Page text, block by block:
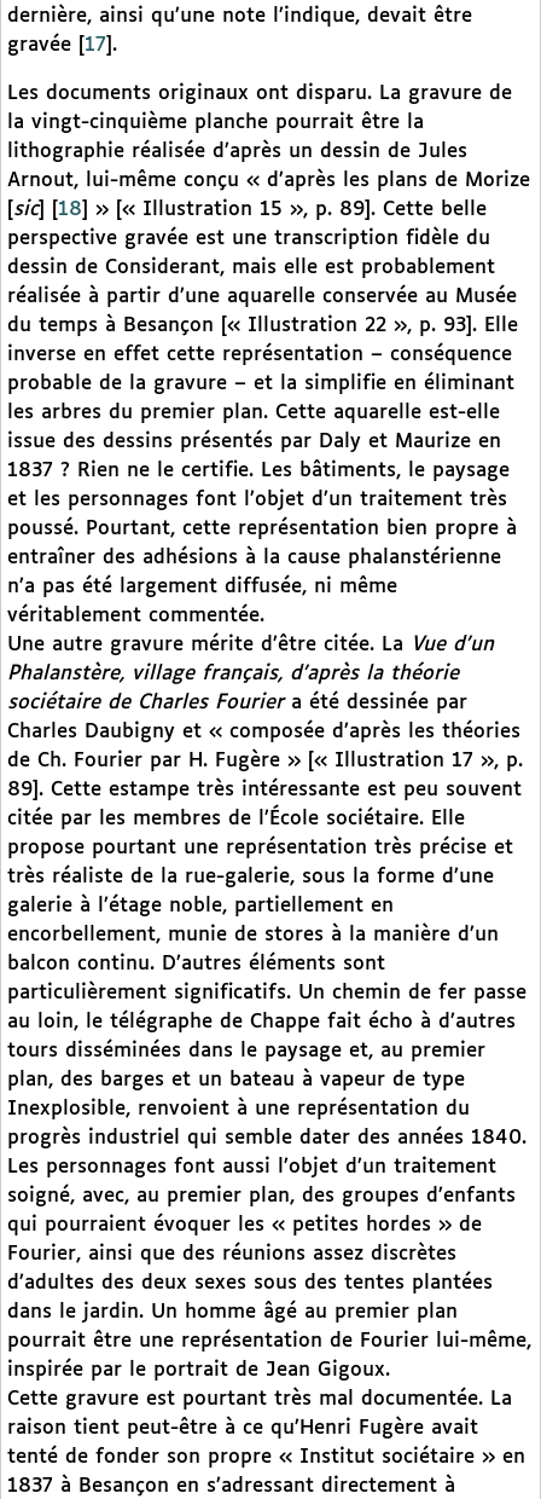
dernière, ainsi qu’une note l’indique, devait être
gravée
17 .
Les documents originaux ont disparu. La gravure de
la vingt-cinquième planche pourrait être la
lithographie réalisée d’après un dessin de Jules
Arnout, lui-même conçu « d’après les plans de Morize
sic] 18
» [« Illustration 15 », p. 89]. Cette belle
perspective gravée est une transcription fidèle du
dessin de Considerant, mais elle est probablement
réalisée à partir d’une aquarelle conservée au Musée
du temps à Besançon [« Illustration 22 », p. 93]. Elle
inverse en effet cette représentation – conséquence
probable de la gravure – et la simplifie en éliminant
les arbres du premier plan. Cette aquarelle est-elle
issue des dessins présentés par Daly et Maurize en
1837 ? Rien ne le certifie. Les bâtiments, le paysage
et les personnages font l’objet d’un traitement très
poussé. Pourtant, cette représentation bien propre à
entraîner des adhésions à la cause phalanstérienne
n’a pas été largement diffusée, ni même
véritablement commentée.
Une autre gravure mérite d’être citée. La Vue d’un
Phalanstère, village français, d’après la théorie
sociétaire de Charles Fouriera été dessinée par
Charles Daubigny et « composée d’après les théories
de Ch. Fourier par H. Fugère » [« Illustration 17 », p.
89]. Cette estampe très intéressante est peu souvent
citée par les membres de l’École sociétaire. Elle
propose pourtant une représentation très précise et
très réaliste de la rue-galerie, sous la forme d’une
galerie à l’étage noble, partiellement en
encorbellement, munie de stores à la manière d’un
balcon continu. D’autres éléments sont
particulièrement significatifs. Un chemin de fer passe
au loin, le télégraphe de Chappe fait écho à d’autres
tours disséminées dans le paysage et, au premier
plan, des barges et un bateau à vapeur de type
Inexplosible, renvoient à une représentation du
progrès industriel qui semble dater des années 1840.
Les personnages font aussi l’objet d’un traitement
soigné, avec, au premier plan, des groupes d’enfants
qui pourraient évoquer les « petites hordes » de
Fourier, ainsi que des réunions assez discrètes
d’adultes des deux sexes sous des tentes plantées
dans le jardin. Un homme âgé au premier plan
pourrait être une représentation de Fourier lui-même,
inspirée par le portrait de Jean Gigoux.
Cette gravure est pourtant très mal documentée. La
raison tient peut-être à ce qu’Henri Fugère avait
tenté de fonder son propre « Institut sociétaire » en
1837 à Besançon en s’adressant directement à